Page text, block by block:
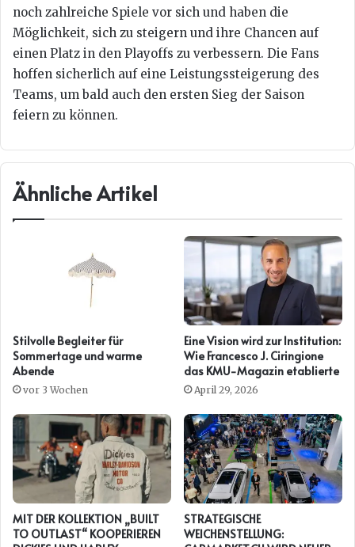
noch zahlreiche Spiele vor sich und haben die
Möglichkeit, sich zu steigern und ihre Chancen auf
einen Platz in den Playoffs zu verbessern. Die Fans
hoffen sicherlich auf eine Leistungssteigerung des
Teams, um bald auch den ersten Sieg der Saison
feiern zu können.
Ähnliche Artikel
Stilvolle Begleiter für
Sommertage und warme
Abende
vor 3 Wochen
Eine Vision wird zur Institution:
Wie Francesco J. Ciringione
das KMU-Magazin etablierte
April 29, 2026
MIT DER KOLLEKTION „BUILT
TO OUTLAST“ KOOPERIEREN
STRATEGISCHE
WEICHENSTELLUNG: